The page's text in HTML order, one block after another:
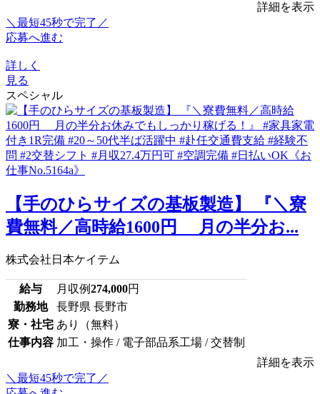
詳細を表示
＼最短45秒で完了／
応募へ進む
詳しく
見る
スペシャル
【手のひらサイズの基板製造】 『＼寮
費無料／高時給1600円 月の半分お...
株式会社日本ケイテム
給与 月収例274,000円
勤務地
長野県 長野市
寮・社宅 あり（無料）
仕事内容 加工・操作 / 電子部品系工場 / 交替制
詳細を表示
＼最短45秒で完了／